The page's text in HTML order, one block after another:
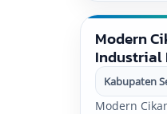
Modern
Industrial
Kabupaten
Modern